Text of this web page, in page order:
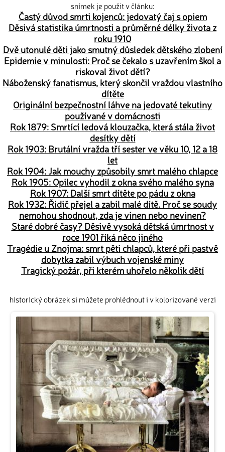
snímek je použit v článku:
Častý důvod smrti kojenců: jedovatý čaj s opiem
Děsivá statistika úmrtnosti a průměrné délky života z
roku 1910
Dvě utonulé děti jako smutný důsledek dětského zlobení
Epidemie v minulosti: Proč se čekalo s uzavřením škol a
riskoval život dětí?
Náboženský fanatismus, který skončil vraždou vlastního
dítěte
Originální bezpečnostní láhve na jedovaté tekutiny
používané v domácnosti
Rok 1879: Smrtící ledová klouzačka, která stála život
desítky dětí
Rok 1903: Brutální vražda tří sester ve věku 10, 12 a 18
let
Rok 1904: Jak mouchy způsobily smrt malého chlapce
Rok 1905: Opilec vyhodil z okna svého malého syna
Rok 1907: Další smrt dítěte po pádu z okna
Rok 1932: Řidič přejel a zabil malé dítě. Proč se soudy
nemohou shodnout, zda je vinen nebo nevinen?
Staré dobré časy? Děsivě vysoká dětská úmrtnost v
roce 1901 říká něco jiného
Tragédie u Znojma: smrt pěti chlapců, které při pastvě
dobytka zabil výbuch vojenské miny
Tragický požár, při kterém uhořelo několik dětí
historický obrázek si můžete prohlédnout i v kolorizované verzi